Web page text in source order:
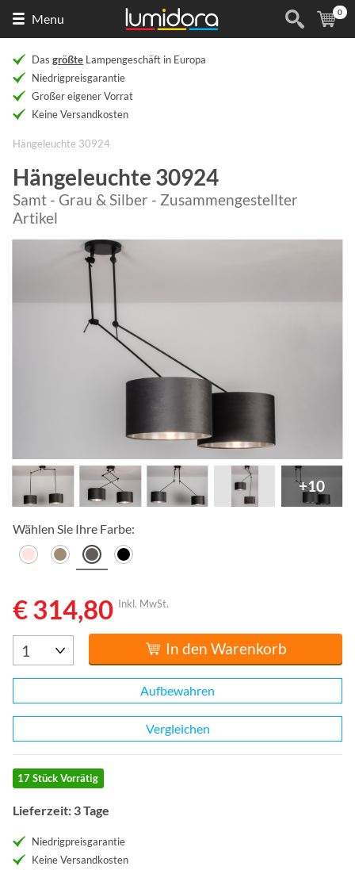
Menu (
0
Das größte Lampengeschäft in Europa
Niedrigpreisgarantie
Großer eigener Vorrat
Keine Versandkosten
Hängeleuchte 30924
Hängeleuchte 30924
Samt - Grau & Silber - Zusammengestellter
Artikel
+10
Wählen Sie Ihre Farbe:
€ 314,80 Inkl. MwSt.
In den Warenkorb
Aufbewahren
Vergleichen
17 Stück Vorrätig
Lieferzeit: 3 Tage
Niedrigpreisgarantie
Keine Versandkosten